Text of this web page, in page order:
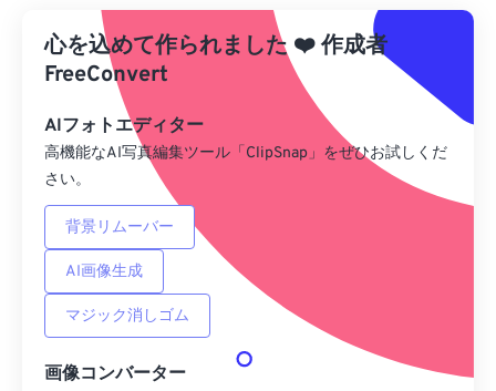
プリセットから適用
プリセットとして保存
心を込めて作られました ❤️作成者
FreeConvert
AIフォトエディター
高機能なAI写真編集ツール「ClipSnap」をぜひお試しくだ
さい。
背景リムーバー
AI画像生成
マジック消しゴム
画像コンバーター